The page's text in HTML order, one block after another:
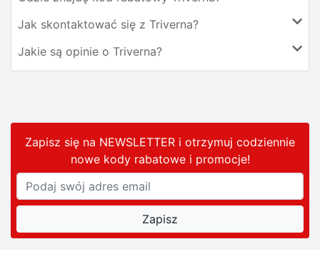
Jak skontaktować się z Triverna?
Jakie są opinie o Triverna?
Zapisz się na NEWSLETTER i otrzymuj codziennie
nowe kody rabatowei promocje!